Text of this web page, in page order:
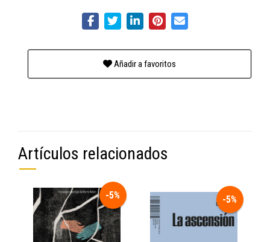
Añadir a favoritos
Artículos relacionados
-5% -5%